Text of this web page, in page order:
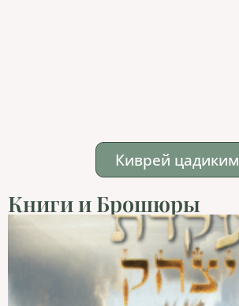
Киврей цадиким
Книги и Брошюры